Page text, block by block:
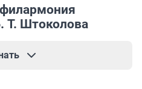
билетов —
Т. Штоколова